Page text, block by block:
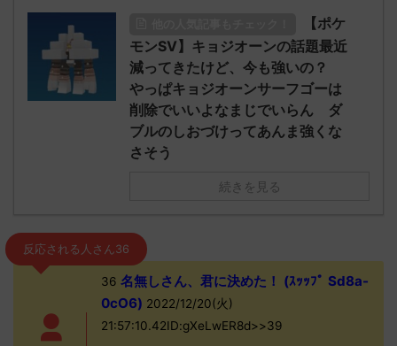
【ポケ
モンSV】キョジオーンの話題最近
減ってきたけど、今も強いの？
やっぱキョジオーンサーフゴーは
削除でいいよなまじでいらん ダ
ブルのしおづけってあんま強くな
さそう
続きを見る
反応される人さん36
36 名無しさん、君に決めた！ (ｽｯｯﾌﾟ Sd8a-
0cO6) 2022/12/20(火)
21:57:10.42ID:gXeLwER8d>>39